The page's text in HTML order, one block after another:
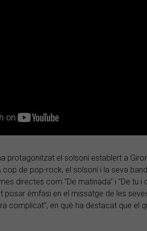
protagonitzat el solsoní establert a
cop de pop-rock, el solsoní i la seva
directes com "De matinada" i "De tu i
posar èmfasi en el missatge de les
complicat", en què ha destacat que el